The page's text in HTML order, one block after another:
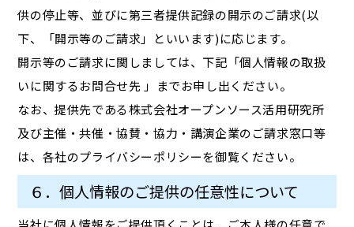
供の停止等、並びに第三者提供記録の開示のご請求(以
下、「開示等のご請求」といいます)に応じます。
開示等のご請求に関しましては、下記「個人情報の取扱
いに関するお問合せ先 」までお申し出ください。
なお、提供先である株式会社オープンソース活用研究所
及び主催・共催・協賛・協力・講演企業のご請求窓口等
は、各社のプライバシーポリシーを御覧ください。
６．個人情報のご提供の任意性について